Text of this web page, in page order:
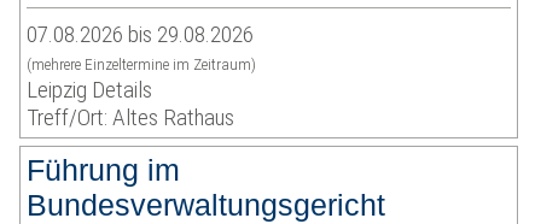
07.08.2026 bis 29.08.2026
(mehrere Einzeltermine im Zeitraum)
Leipzig Details
Treff/Ort: Altes Rathaus
Führung im
Bundesverwaltungsgericht